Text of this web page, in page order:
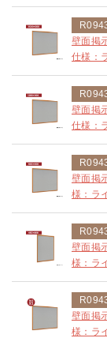
壁面掲
仕様：
壁面掲
仕様：
壁面掲
様：ラ
壁面掲
様：ラ
壁面掲
様：ラ